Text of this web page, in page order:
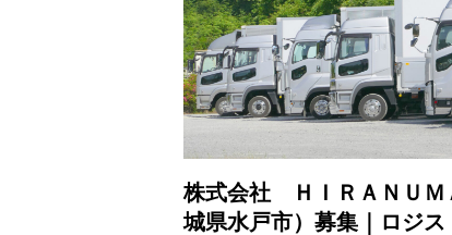
株式会社 ＨＩＲＡＮＵＭ
城県水戸市）募集｜ロジス